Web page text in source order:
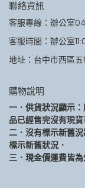
聯絡資訊
客服專線：辦公室
客服時間：辦公室
地址：台中市西區
購物說明
一．供貨狀況顯示
品已經售完沒有現貨
二．沒有標示新舊
標示新舊狀況．
三．現金價運費皆